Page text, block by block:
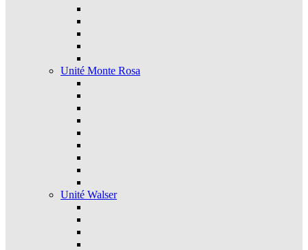
Unité Monte Rosa
Unité Walser